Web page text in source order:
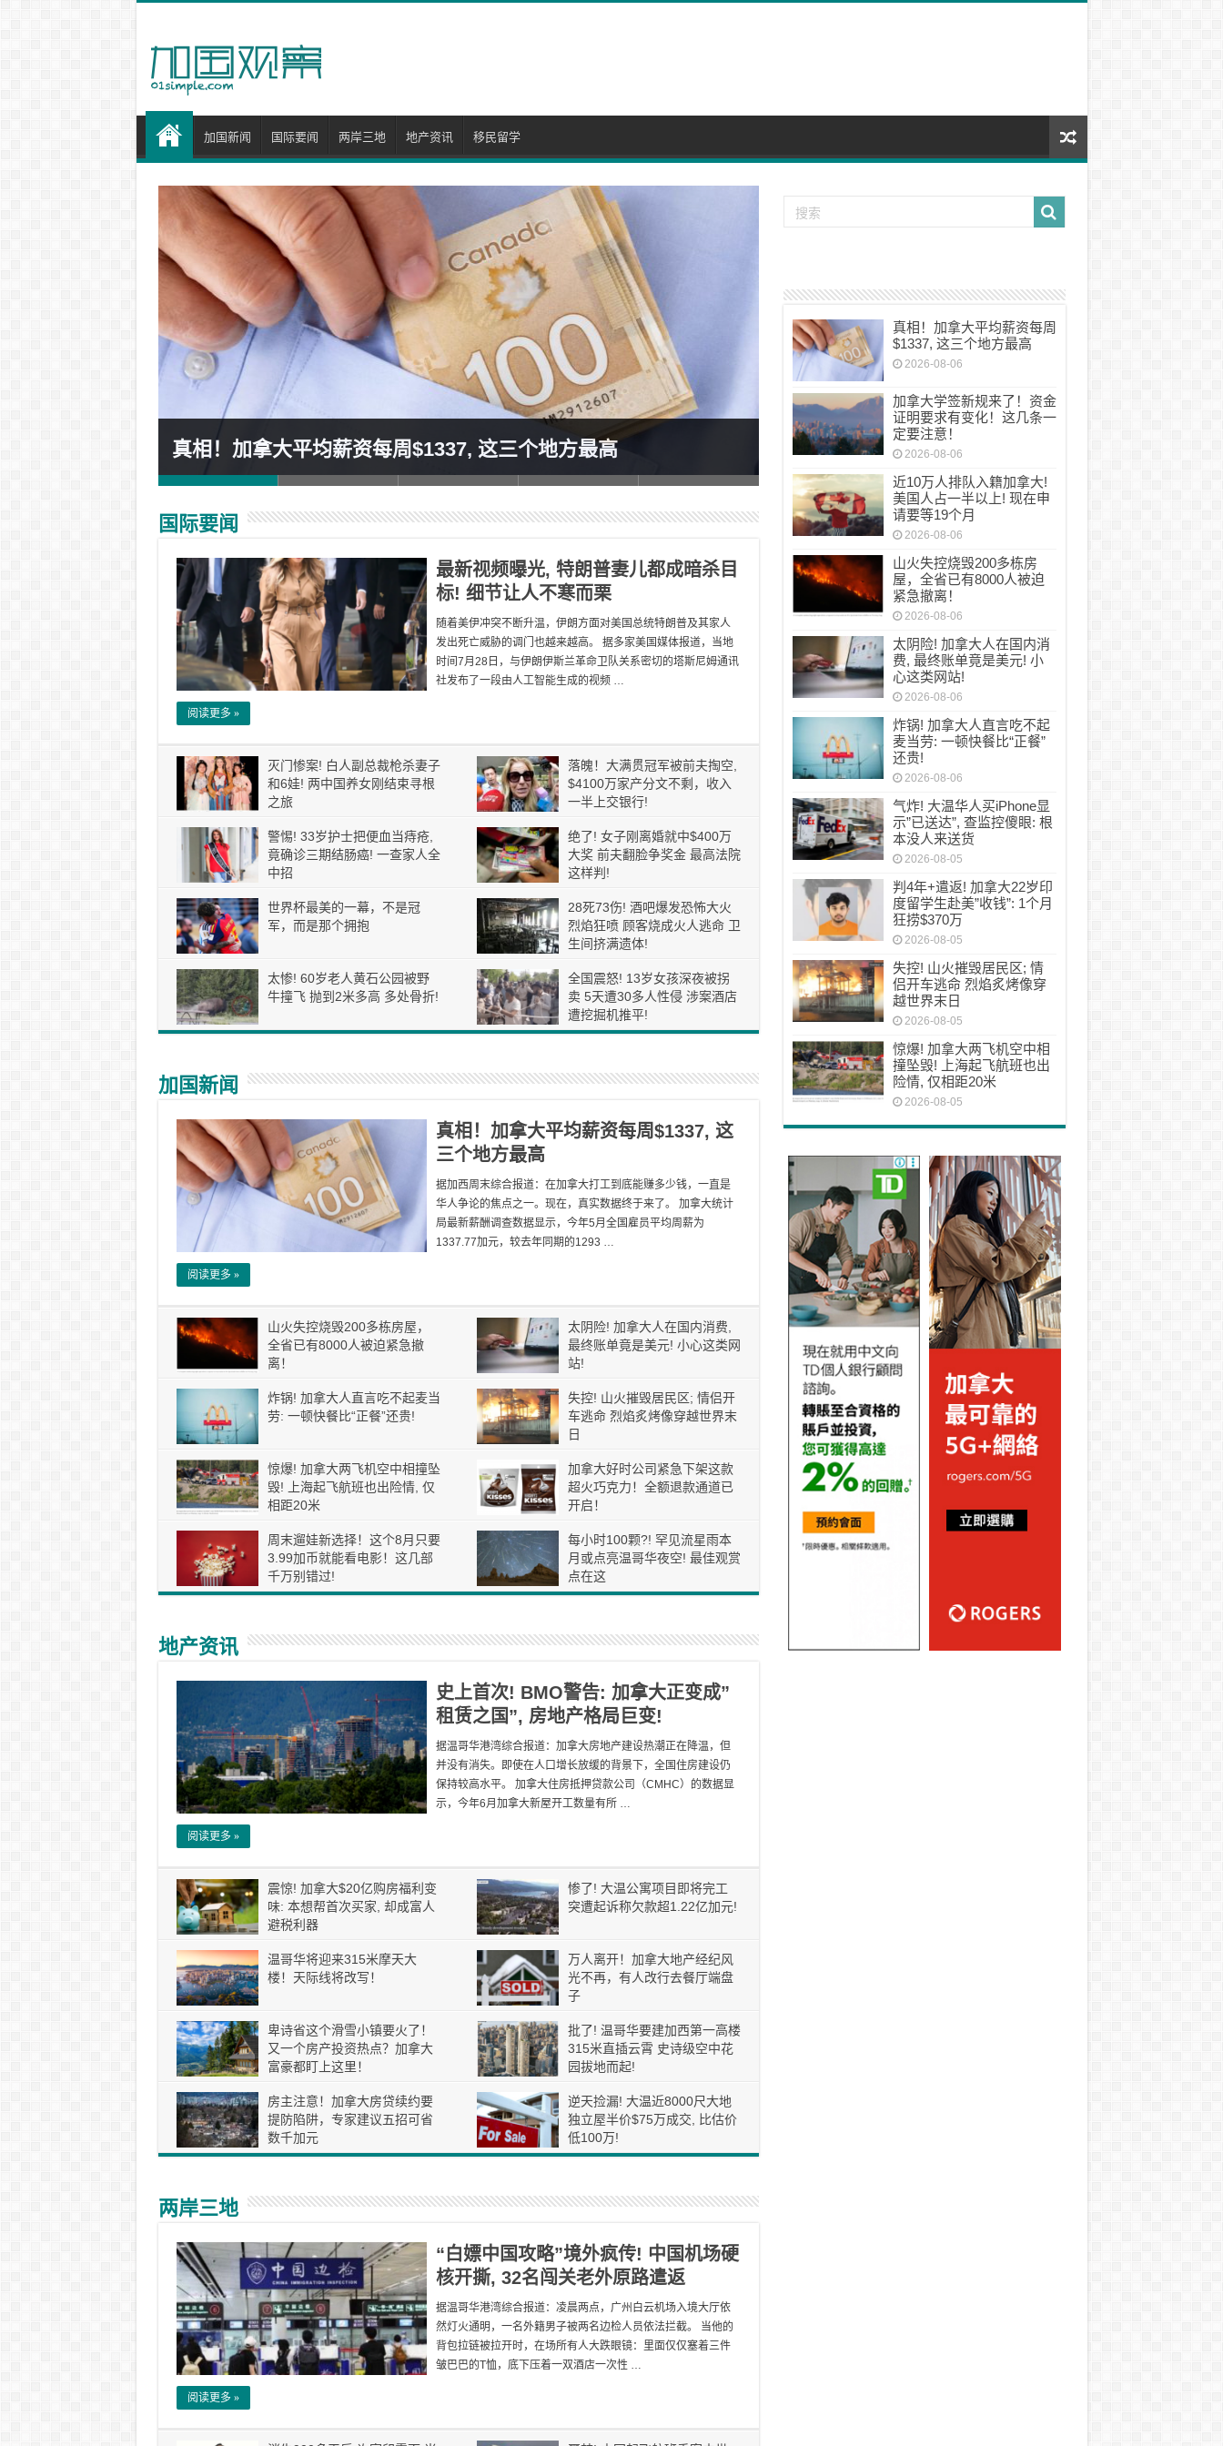
加国新闻 国际要闻 两岸三地 地产资讯 移民留学
真相！加拿大平均薪资每周$1337, 这三个地方最高
加拿大学签新规来了！资金证明要求有变化！这几
意！
国际要闻
最新视频曝光, 特朗普妻儿都成暗杀目
标! 细节让人不寒而栗
随着美伊冲突不断升温，伊朗方面对美国总统特朗普及其家人
发出死亡威胁的调门也越来越高。 据多家美国媒体报道，当地
时间7月28日，与伊朗伊斯兰革命卫队关系密切的塔斯尼姆通讯
社发布了一段由人工智能生成的视频 …
阅读更多 »
灭门惨案! 白人副总裁枪杀妻子
和6娃! 两中国养女刚结束寻根
之旅
落魄！大满贯冠军被前夫掏空,
$4100万家产分文不剩，收入
一半上交银行!
警惕! 33岁护士把便血当痔疮,
竟确诊三期结肠癌! 一查家人全
中招
绝了! 女子刚离婚就中$400万
大奖 前夫翻脸争奖金 最高法院
这样判!
世界杯最美的一幕，不是冠
军，而是那个拥抱
28死73伤! 酒吧爆发恐怖大火
烈焰狂喷 顾客烧成火人逃命 卫
生间挤满遗体!
太惨! 60岁老人黄石公园被野
牛撞飞 抛到2米多高 多处骨折!
全国震怒! 13岁女孩深夜被拐
卖 5天遭30多人性侵 涉案酒店
遭挖掘机推平!
加国新闻
真相！加拿大平均薪资每周$1337, 这
三个地方最高
据加西周末综合报道：在加拿大打工到底能赚多少钱，一直是
华人争论的焦点之一。现在，真实数据终于来了。 加拿大统计
局最新薪酬调查数据显示，今年5月全国雇员平均周薪为
1337.77加元，较去年同期的1293 …
阅读更多 »
山火失控烧毁200多栋房屋，
全省已有8000人被迫紧急撤
离！
太阴险! 加拿大人在国内消费,
最终账单竟是美元! 小心这类网
站!
炸锅! 加拿大人直言吃不起麦当
劳: 一顿快餐比“正餐”还贵!
失控! 山火摧毁居民区; 情侣开
车逃命 烈焰炙烤像穿越世界末
日
惊爆! 加拿大两飞机空中相撞坠
毁! 上海起飞航班也出险情, 仅
相距20米
加拿大好时公司紧急下架这款
超火巧克力！全额退款通道已
开启！
周末遛娃新选择！这个8月只要
3.99加币就能看电影！这几部
千万别错过!
每小时100颗?! 罕见流星雨本
月或点亮温哥华夜空! 最佳观赏
点在这
地产资讯
史上首次! BMO警告: 加拿大正变成”
租赁之国”, 房地产格局巨变!
据温哥华港湾综合报道：加拿大房地产建设热潮正在降温，但
并没有消失。即使在人口增长放缓的背景下，全国住房建设仍
保持较高水平。 加拿大住房抵押贷款公司（CMHC）的数据显
示，今年6月加拿大新屋开工数量有所 …
阅读更多 »
震惊! 加拿大$20亿购房福利变
味: 本想帮首次买家, 却成富人
避税利器
惨了! 大温公寓项目即将完工
突遭起诉称欠款超1.22亿加元!
温哥华将迎来315米摩天大
楼！天际线将改写！
万人离开！加拿大地产经纪风
光不再，有人改行去餐厅端盘
子
卑诗省这个滑雪小镇要火了！
又一个房产投资热点？加拿大
富豪都盯上这里！
批了! 温哥华要建加西第一高楼
315米直插云霄 史诗级空中花
园拔地而起!
房主注意！加拿大房贷续约要
提防陷阱，专家建议五招可省
数千加元
逆天捡漏! 大温近8000尺大地
独立屋半价$75万成交, 比估价
低100万!
两岸三地
“白嫖中国攻略”境外疯传! 中国机场硬
核开撕, 32名闯关老外原路遣返
据温哥华港湾综合报道：凌晨两点，广州白云机场入境大厅依
然灯火通明，一名外籍男子被两名边检人员依法拦截。 当他的
背包拉链被拉开时，在场所有人大跌眼镜：里面仅仅塞着三件
皱巴巴的T恤，底下压着一双酒店一次性 …
阅读更多 »
真相！加拿大平均薪资每周
$1337, 这三个地方最高
2026-08-06
加拿大学签新规来了！资金
证明要求有变化！这几条一
定要注意！
2026-08-06
近10万人排队入籍加拿大!
美国人占一半以上! 现在申
请要等19个月
2026-08-06
山火失控烧毁200多栋房
屋，全省已有8000人被迫
紧急撤离！
2026-08-06
太阴险! 加拿大人在国内消
费, 最终账单竟是美元! 小
心这类网站!
2026-08-06
炸锅! 加拿大人直言吃不起
麦当劳: 一顿快餐比“正餐”
还贵!
2026-08-06
气炸! 大温华人买iPhone显
示”已送达”, 查监控傻眼: 根
本没人来送货
2026-08-05
判4年+遣返! 加拿大22岁印
度留学生赴美”收钱”: 1个月
狂捞$370万
2026-08-05
失控! 山火摧毁居民区; 情
侣开车逃命 烈焰炙烤像穿
越世界末日
2026-08-05
惊爆! 加拿大两飞机空中相
撞坠毁! 上海起飞航班也出
险情, 仅相距20米
2026-08-05